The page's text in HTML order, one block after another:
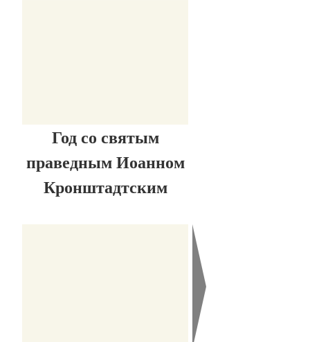
Год со святым
праведным Иоанном
Кронштадтским